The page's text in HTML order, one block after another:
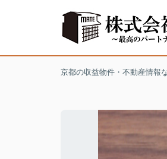
京都の収益物件・不動産情報